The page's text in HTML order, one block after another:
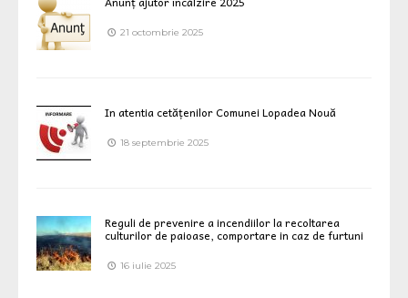
21 octombrie 2025
In atentia cetățenilor Comunei Lopadea Nouă
18 septembrie 2025
Reguli de prevenire a incendiilor la recoltarea
culturilor de paioase, comportare in caz de furtuni
16 iulie 2025